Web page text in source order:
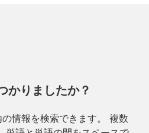
かりましたか？
情報を検索できます。 複数